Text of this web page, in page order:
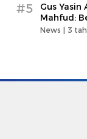
#5
Gus
Mahfud:
News | 3